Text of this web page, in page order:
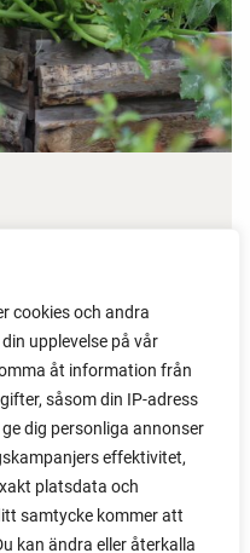
cookies och andra
upplevelse på vår
åt information från
såsom din IP-adress
dig personliga annonser
effektivitet,
platsdata och
samtycke kommer att
kan ändra eller återkalla
med andra växter.
i på liten yta.